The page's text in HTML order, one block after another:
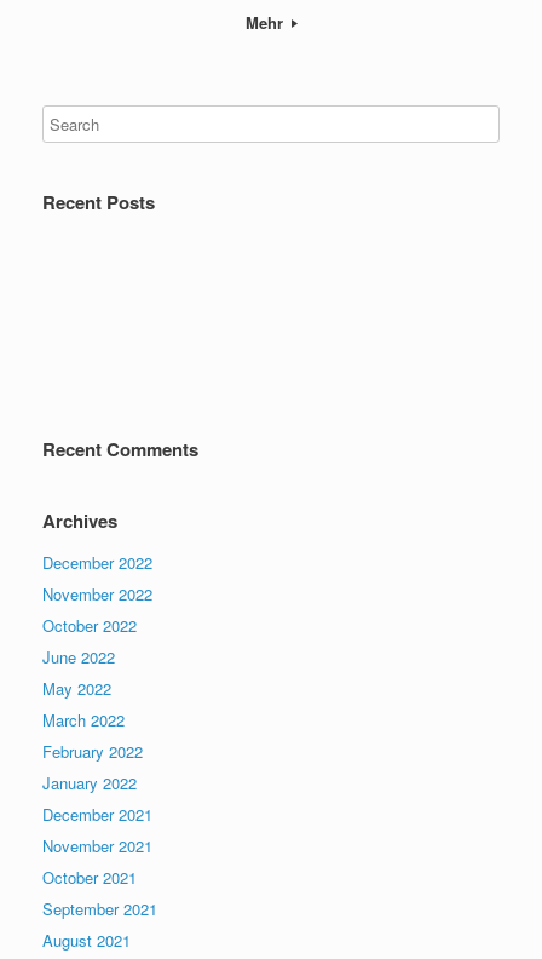
Mehr
Recent Posts
Recent Comments
Archives
December 2022
November 2022
October 2022
June 2022
May 2022
March 2022
February 2022
January 2022
December 2021
November 2021
October 2021
September 2021
August 2021